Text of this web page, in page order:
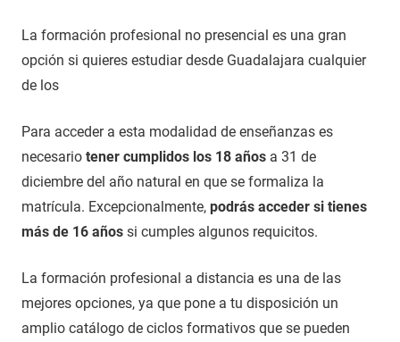
La formación profesional no presencial es una gran
opción si quieres estudiar desde Guadalajara cualquier
de los
Para acceder a esta modalidad de enseñanzas es
necesario tener cumplidos los 18 años a 31 de
diciembre del año natural en que se formaliza la
matrícula. Excepcionalmente, podrás acceder si tienes
más de 16 años si cumples algunos requicitos.
La formación profesional a distancia es una de las
mejores opciones, ya que pone a tu disposición un
amplio catálogo de ciclos formativos que se pueden